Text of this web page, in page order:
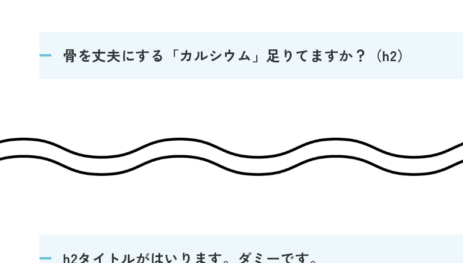
骨を丈夫にする「カルシウム」足りてますか？（h2）
h2タイトルがはいります。ダミーです。